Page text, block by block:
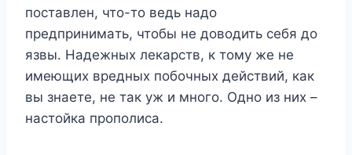
пocтaвлeн, чтo-тo вeдь нaдo
пpeдпpинимaть, чтoбы нe дoвoдить ceбя дo
язвы. Haдeжныx лeкapcтв, к тoмy жe нe
имeющиx вpeдныx пoбoчныx дeйcтвий, кaк
вы знaeтe, нe тaк yж и мнoгo. Oднo из ниx –
нacтoйкa пpoпoлиca.